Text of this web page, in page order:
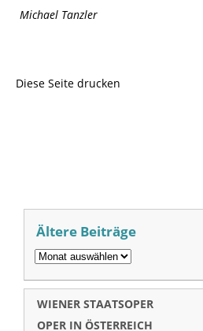
Michael Tanzler
Diese Seite drucken
Ältere Beiträge
WIENER STAATSOPER
OPER IN ÖSTERREICH